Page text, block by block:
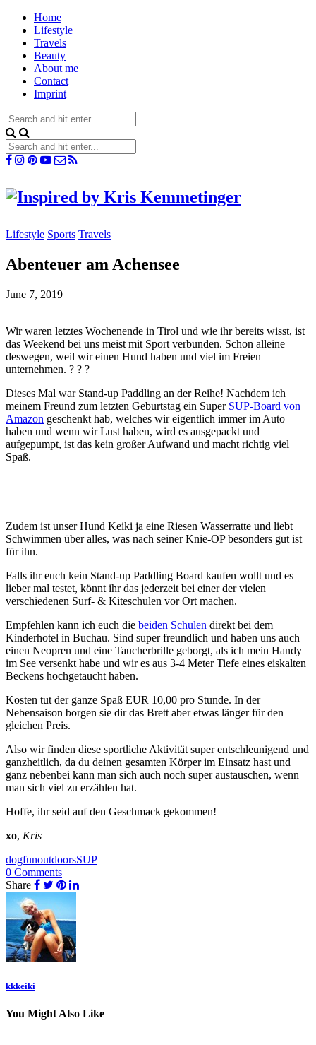
Home
Lifestyle
Travels
Beauty
About me
Contact
Imprint
Lifestyle Sports Travels
Abenteuer am Achensee
June 7, 2019
Wir waren letztes Wochenende in Tirol und wie ihr bereits wisst, ist
das Weekend bei uns meist mit Sport verbunden. Schon alleine
deswegen, weil wir einen Hund haben und viel im Freien
unternehmen. ? ? ?
Dieses Mal war Stand-up Paddling an der Reihe! Nachdem ich
meinem Freund zum letzten Geburtstag ein Super SUP-Board von
Amazon geschenkt hab, welches wir eigentlich immer im Auto
haben und wenn wir Lust haben, wird es ausgepackt und
aufgepumpt, ist das kein großer Aufwand und macht richtig viel
Spaß.
Zudem ist unser Hund Keiki ja eine Riesen Wasserratte und liebt
Schwimmen über alles, was nach seiner Knie-OP besonders gut ist
für ihn.
Falls ihr euch kein Stand-up Paddling Board kaufen wollt und es
lieber mal testet, könnt ihr das jederzeit bei einer der vielen
verschiedenen Surf- & Kiteschulen vor Ort machen.
Empfehlen kann ich euch die beiden Schulen direkt bei dem
Kinderhotel in Buchau. Sind super freundlich und haben uns auch
einen Neopren und eine Taucherbrille geborgt, als ich mein Handy
im See versenkt habe und wir es aus 3-4 Meter Tiefe eines eiskalten
Beckens hochgetaucht haben.
Kosten tut der ganze Spaß EUR 10,00 pro Stunde. In der
Nebensaison borgen sie dir das Brett aber etwas länger für den
gleichen Preis.
Also wir finden diese sportliche Aktivität super entschleunigend und
ganzheitlich, da du deinen gesamten Körper im Einsatz hast und
ganz nebenbei kann man sich auch noch super austauschen, wenn
man sich viel zu erzählen hat.
Hoffe, ihr seid auf den Geschmack gekommen!
xo, Kris
dogfunoutdoorsSUP
0 Comments
Share
kkkeiki
You Might Also Like